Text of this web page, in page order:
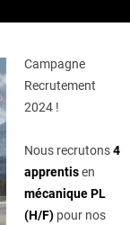
Campagne
Recrutement
2024 !
Nous recrutons4
apprentisen
mécanique PL
(H/F) pour nos